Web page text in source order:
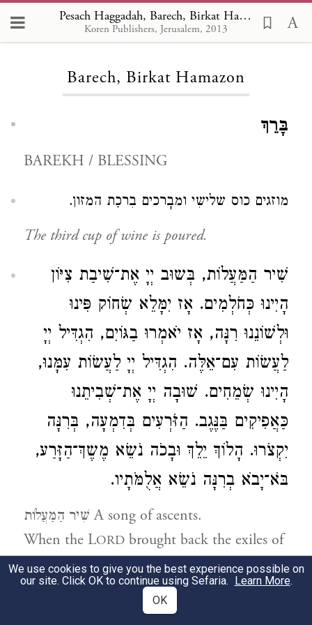
Pesach Haggadah, Barech, Birkat Hamazon
Koren Publishers, Jerusalem, 2013
Loading...
Barech, Birkat Hamazon
בָּרֵךְ
BAREKH / BLESSING
מוזגים כוס שלישִי ומבָרכים בִרכַת המזון.
The third cup of wine is poured.
שִׁיר הַמַּעֲלוֹת, בְּשוּב יְיָ אֶת־שִׁיבַת צִיּוֹן
הָיִינוּ כְּחֹלְמִים. אָז יִמָּלֵא שְׂחוֹק פִּינוּ
וּלְשׁוֹנֵנוּ רִנָּה, אָז יֹאמְרוּ בַגּוֹיִם, הִגְדִּיל יְיָ
לַעֲשׂוֹת עִם־אֵלֶּה. הִגְדִּיל יְיָ לַעֲשׂוֹת עִמָּנוּ,
הָיִינוּ שְׂמֵחִים. שׁוּבָה יְיָ אֶת־שְׁבִיתֵנוּ
כַּאֲפִיקִים בַּנֶּגֶב. הַזֹּרְעִים בְּדִמְעָה, בְּרִנָּה
יִקְצֹרוּ. הָלוֹךְ יֵלֵךְ וּבָכֹה נֹשֵׂא מֶשֶךְ־הַזָּרַע,
בֹּא־יָבֹא בְרִנָּה נֹשֵׂא אֲלֻמֹּתָיו.
שִׁיר הַמַּעֲלוֹת A song of ascents.
When the LORD brought back the exiles of
Zion
we were like people who dream.
Then were our mouths filled with laughter,
We use cookies to give you the best experience possible on
our site. Click OK to continue using Sefaria. Learn More.
OK